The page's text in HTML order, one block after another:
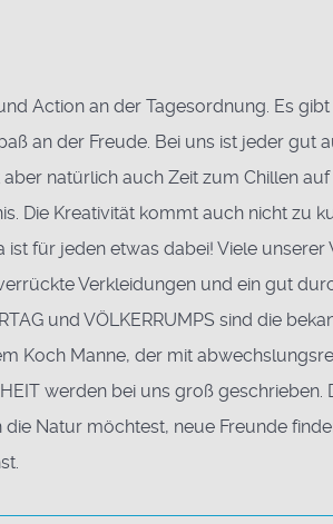
Action an der Tagesordnung. Es
an der Freude. Bei uns ist jeder gut
natürlich auch Zeit zum Chillen
Die Kreativität kommt auch nicht zu
für jeden etwas dabei! Viele
Verkleidungen und ein gut
und VÖLKERRUMPS sind die
Koch Manne, der mit
werden bei uns groß
Natur möchtest, neue Freunde